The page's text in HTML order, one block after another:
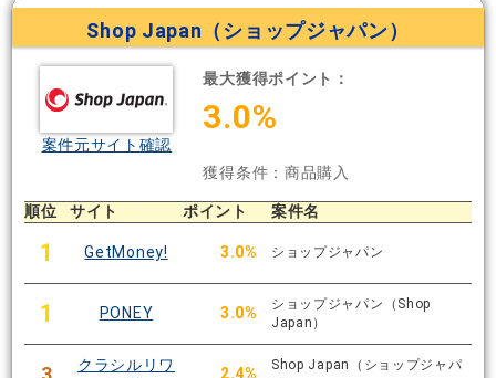
Shop Japan（ショップジャパン）
案件元サイト確認
最大獲得ポイント：
3.0%
獲得条件：商品購入
順位 サイト ポイント 案件名
1 GetMoney! 3.0% ショップジャパン
1 PONEY 3.0%
ショップジャパン（Shop
Japan）
クラシルリワ
2.4%
Shop Japan（ショップジャパ